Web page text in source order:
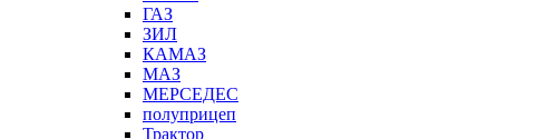
ГАЗ
ЗИЛ
КАМАЗ
МАЗ
МЕРСЕДЕС
полуприцеп
Трактор